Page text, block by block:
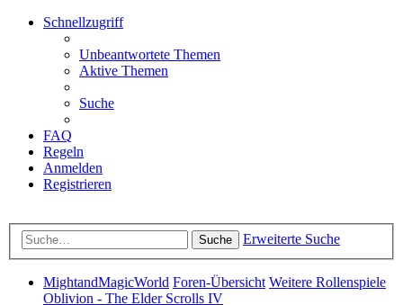
Schnellzugriff
Unbeantwortete Themen
Aktive Themen
Suche
FAQ
Regeln
Anmelden
Registrieren
Suche Erweiterte Suche
MightandMagicWorld Foren-Übersicht Weitere Rollenspiele
Oblivion - The Elder Scrolls IV